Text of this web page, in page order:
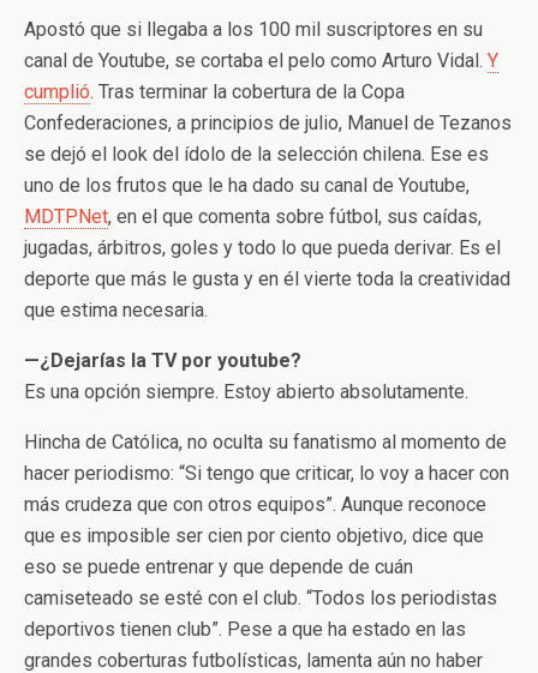
Apostó que si llegaba a los 100 mil suscriptores en su
canal de Youtube, se cortaba el pelo como Arturo Vidal. Y
cumplió. Tras terminar la cobertura de la Copa
Confederaciones, a principios de julio, Manuel de Tezanos
se dejó el look del ídolo de la selección chilena. Ese es
uno de los frutos que le ha dado su canal de Youtube,
MDTPNet, en el que comenta sobre fútbol, sus caídas,
jugadas, árbitros, goles y todo lo que pueda derivar. Es el
deporte que más le gusta y en él vierte toda la creatividad
que estima necesaria.
—¿Dejarías la TV por youtube?
Es una opción siempre. Estoy abierto absolutamente.
Hincha de Católica, no oculta su fanatismo al momento de
hacer periodismo: “Si tengo que criticar, lo voy a hacer con
más crudeza que con otros equipos”. Aunque reconoce
que es imposible ser cien por ciento objetivo, dice que
eso se puede entrenar y que depende de cuán
camiseteado se esté con el club. “Todos los periodistas
deportivos tienen club”. Pese a que ha estado en las
grandes coberturas futbolísticas, lamenta aún no haber